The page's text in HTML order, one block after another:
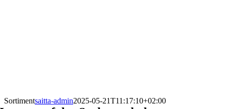
Sortimentsaitta-admin2025-05-21T11:17:10+02:00